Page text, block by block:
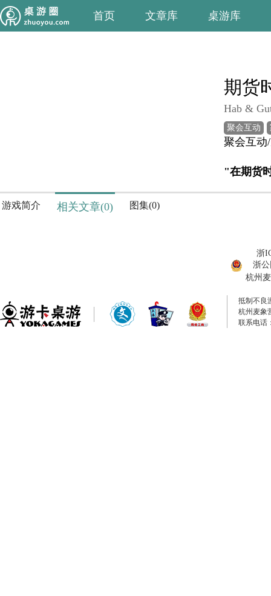
首页 文章库 桌游库
期货
Hab &
聚会互动
聚会互动
游戏简介 相关文章(0) 图集(0)
浙
浙公
杭州
抵制不良
杭州麦象
联系电话